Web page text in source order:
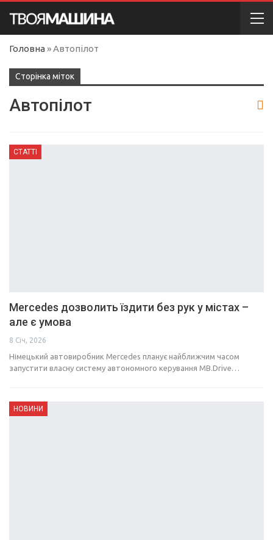
Головна »Автопілот
Сторінка міток
Автопілот
СТАТТІ
Mercedes дозволить їздити без рук у містах –
але є умова
8 Січ, 2026
Німецький автовиробник Mercedes планує найближчим часом
запустити власну систему автономного керування MB.Drive…
НОВИНИ